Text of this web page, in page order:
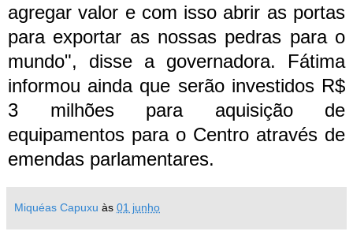
agregar valor e com isso abrir as portas
para exportar as nossas pedras para o
mundo", disse a governadora. Fátima
informou ainda que serão investidos R$
3 milhões para aquisição de
equipamentos para o Centro através de
emendas parlamentares.
Miquéas Capuxu às 01 junho